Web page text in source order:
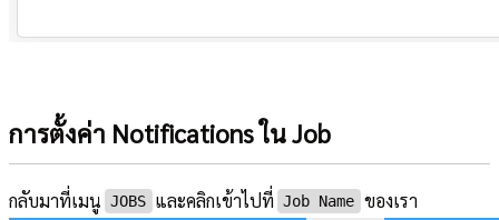
การตั้งค่า Notifications ใน Job
กลับมาที่เมนู JOBS และคลิกเข้าไปที่ Job Name ของเรา